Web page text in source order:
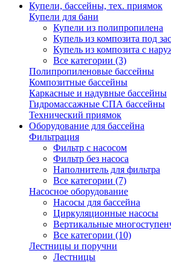
Купели, бассейны, тех. приямок
Купели для бани
Купели из полипропилена
Купель из композита под
Купель из композита с
Все категории (3)
Полипропиленовые бассейны
Композитные бассейны
Каркасные и надувные бассейны
Гидромассажные СПА бассейны
Технический приямок
Оборудование для бассейна
Фильтрация
Фильтр с насосом
Фильтр без насоса
Наполнитель для фильтра
Все категории (7)
Насосное оборудование
Насосы для бассейна
Циркуляционные насосы
Вертикальные
Все категории (10)
Лестницы и поручни
Лестницы